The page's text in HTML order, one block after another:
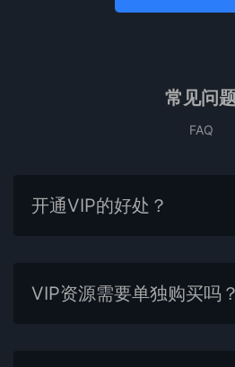
常见问
FAQ
开通VIP的好处？
VIP资源需要单独购买吗？